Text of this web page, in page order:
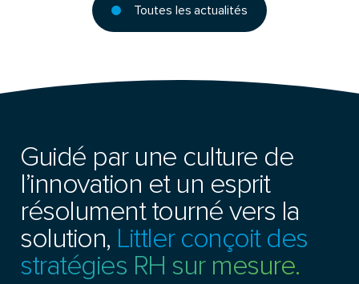
Toutes les actualités
Guidé par une culture de
l’innovation et un esprit
résolument tourné vers la
solution, Littler conçoit des
stratégies RH sur mesure.